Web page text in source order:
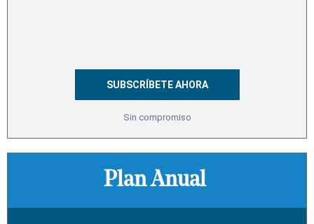
SUBSCRÍBETE AHORA
Sin compromiso
Plan Anual